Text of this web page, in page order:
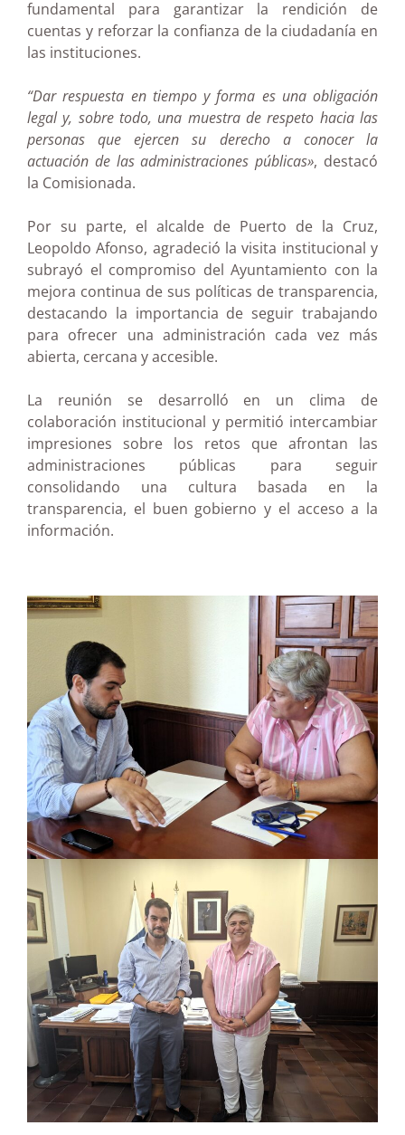
fundamental para garantizar la rendición de
cuentas y reforzar la confianza de la ciudadanía en
las instituciones.
“Dar respuesta en tiempo y forma es una obligación
legal y, sobre todo, una muestra de respeto hacia las
personas que ejercen su derecho a conocer la
actuación de las administraciones públicas», destacó
la Comisionada.
Por su parte, el alcalde de Puerto de la Cruz,
Leopoldo Afonso, agradeció la visita institucional y
subrayó el compromiso del Ayuntamiento con la
mejora continua de sus políticas de transparencia,
destacando la importancia de seguir trabajando
para ofrecer una administración cada vez más
abierta, cercana y accesible.
La reunión se desarrolló en un clima de
colaboración institucional y permitió intercambiar
impresiones sobre los retos que afrontan las
administraciones públicas para seguir
consolidando una cultura basada en la
transparencia, el buen gobierno y el acceso a la
información.